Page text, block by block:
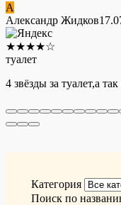
А
Александр Жидков
★★★★☆
туалет
4 звёзды за туалет,а
Категория
Поиск по